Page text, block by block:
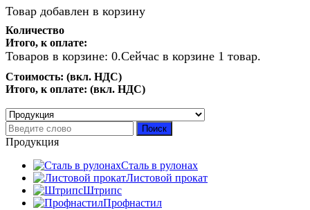
Товар добавлен в корзину
Количество
Итого, к оплате:
Товаров в корзине: 0.Сейчас в корзине 1 товар.
Стоимость: (вкл. НДС)
Итого, к оплате: (вкл. НДС)
Поиск
Продукция
Сталь в рулонах
Листовой прокат
Штрипс
Профнастил